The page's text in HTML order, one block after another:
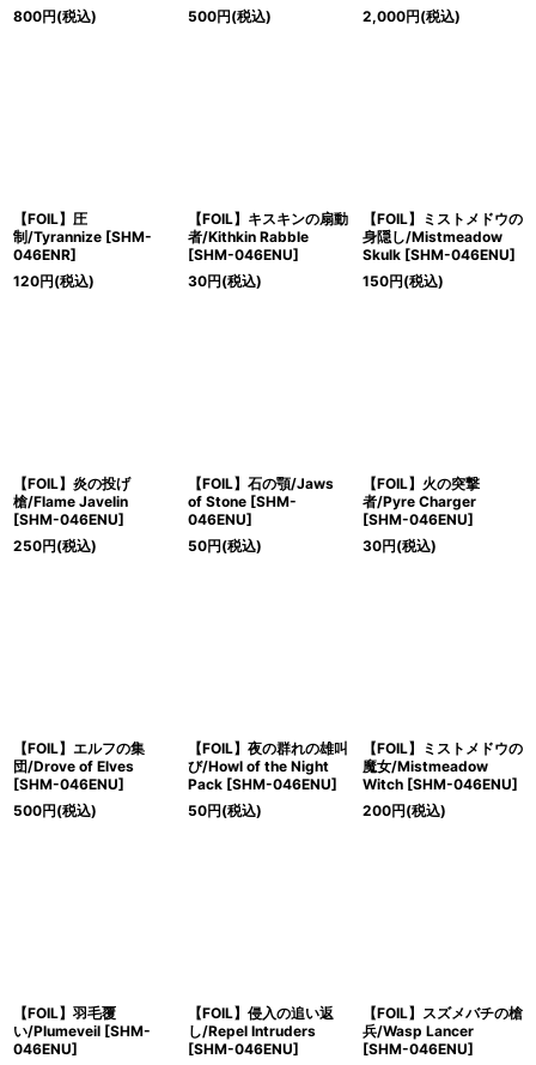
800円(税込)
500円(税込)
2,000円(税込)
【FOIL】圧
制/Tyrannize [SHM-
046ENR]
120円(税込)
【FOIL】キスキンの扇動
者/Kithkin Rabble
[SHM-046ENU]
30円(税込)
【FOIL】ミストメドウの
身隠し/Mistmeadow
Skulk [SHM-046ENU]
150円(税込)
【FOIL】炎の投げ
槍/Flame Javelin
[SHM-046ENU]
250円(税込)
【FOIL】石の顎/Jaws
of Stone [SHM-
046ENU]
50円(税込)
【FOIL】火の突撃
者/Pyre Charger
[SHM-046ENU]
30円(税込)
【FOIL】エルフの集
団/Drove of Elves
[SHM-046ENU]
500円(税込)
【FOIL】夜の群れの雄叫
び/Howl of the Night
Pack [SHM-046ENU]
50円(税込)
【FOIL】ミストメドウの
魔女/Mistmeadow
Witch [SHM-046ENU]
200円(税込)
【FOIL】羽毛覆
い/Plumeveil [SHM-
046ENU]
【FOIL】侵入の追い返
し/Repel Intruders
[SHM-046ENU]
【FOIL】スズメバチの槍
兵/Wasp Lancer
[SHM-046ENU]